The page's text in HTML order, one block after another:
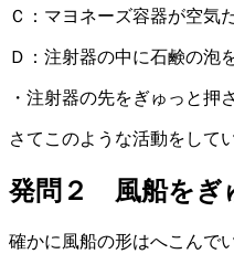
Ｃ：マヨネーズ容器が空気
Ｄ：注射器の中に石鹸の泡
・注射器の先をぎゅっと押
さてこのような活動をして
発問２ 風船をぎ
確かに風船の形はへこんで